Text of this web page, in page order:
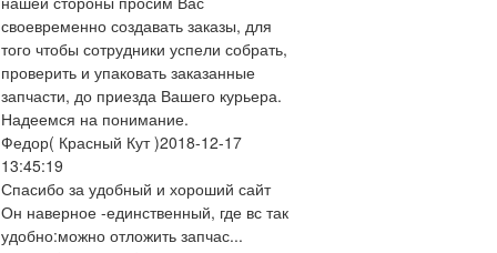
своевременно создавать заказы, для
того чтобы сотрудники успели собрать,
проверить и упаковать заказанные
запчасти, до приезда Вашего курьера.
Надеемся на понимание.
Федор( Красный Кут )2018-12-17
13:45:19
Спасибо за удобный и хороший сайт
Он наверное -единственный, где вс так
удобно:можно отложить запчас...